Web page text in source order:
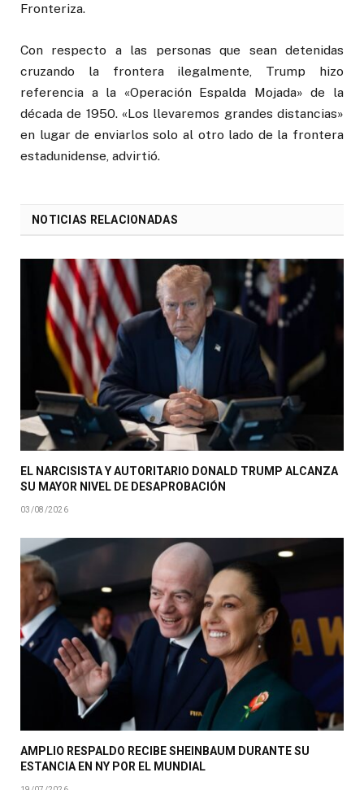
Fronteriza.
Con respecto a las personas que sean detenidas
cruzando la frontera ilegalmente, Trump hizo
referencia a la «Operación Espalda Mojada» de la
década de 1950. «Los llevaremos grandes distancias»
en lugar de enviarlos solo al otro lado de la frontera
estadunidense, advirtió.
NOTICIAS RELACIONADAS
EL NARCISISTA Y AUTORITARIO DONALD TRUMP ALCANZA
SU MAYOR NIVEL DE DESAPROBACIÓN
03/08/2026
AMPLIO RESPALDO RECIBE SHEINBAUM DURANTE SU
ESTANCIA EN NY POR EL MUNDIAL